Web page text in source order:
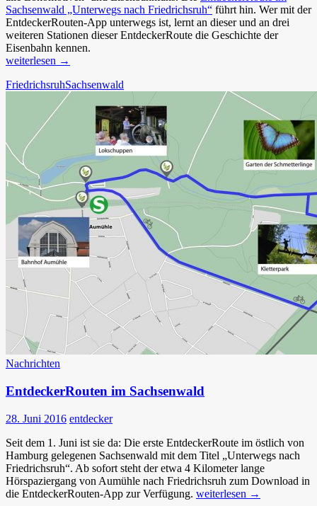
Sachsenwald „Unterwegs nach Friedrichsruh“ führt hin. Wer mit der
EntdeckerRouten-App unterwegs ist, lernt an dieser und an drei
weiteren Stationen dieser EntdeckerRoute die Geschichte der
Eisenbahn kennen.
Verlo(c)kend!
weiterlesen →
FriedrichsruhSachsenwald
Nachrichten
EntdeckerRouten im Sachsenwald
28. Juni 2016 entdecker
Seit dem 1. Juni ist sie da: Die erste EntdeckerRoute im östlich von
Hamburg gelegenen Sachsenwald mit dem Titel „Unterwegs nach
Friedrichsruh“. Ab sofort steht der etwa 4 Kilometer lange
Hörspaziergang von Aumühle nach Friedrichsruh zum Download in
die EntdeckerRouten-App zur Verfügung. EntdeckerRouten
weiterlesen →